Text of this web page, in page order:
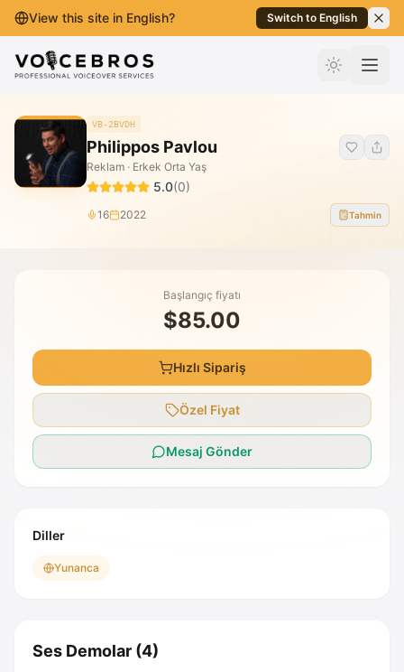
View this site in English? Switch to English
İçeriğe Geç
VB-2BVDH
Philippos Pavlou
Reklam · Erkek Orta Yaş
5.0(0)
16 2022 Tahmin
Başlangıç fiyatı
$85.00
Hızlı Sipariş
Özel Fiyat
Mesaj Gönder
Diller
Yunanca
Ses Demolar (4)